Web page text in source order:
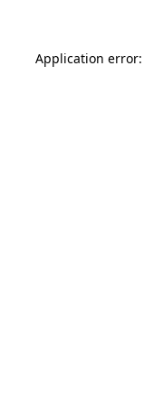
Application